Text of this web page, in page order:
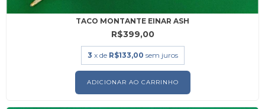
TACO MONTANTE EINAR ASH
R$399,00
3 x de R$133,00 sem juros